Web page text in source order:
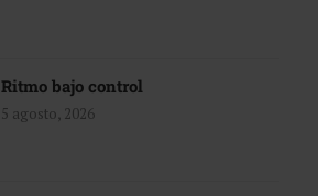
Ritmo bajo control
5 agosto, 2026